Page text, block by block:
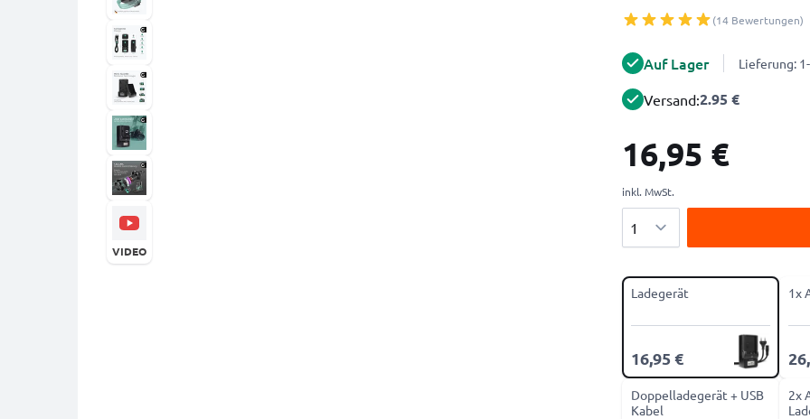
(14 Bewertungen)
VIDEO
Auf Lager Lieferung:
Versand:2.95 €
16,95 €
inkl. MwSt.
Ladegerät
16,95 €
1x
Doppelladegerät + USB
Kabel
2x